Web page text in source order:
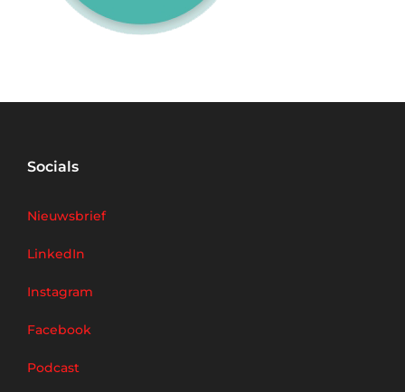
Socials
Nieuwsbrief
LinkedIn
Instagram
Facebook
Podcast